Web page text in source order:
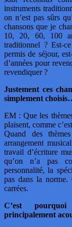
instruments
on n’est pas sûrs
chansons que je
10, 20, 60, 100
traditionnel ? Est-
permis de séjour,
d’années pour
revendiquer ?
Justement ces
simplement
EM : Que les
plaisent, comme
Quand des
arrangement
travail d’écriture
qu’on n’a pas
personnalité, la
pas dans la norme.
carrées.
C’est
principalement